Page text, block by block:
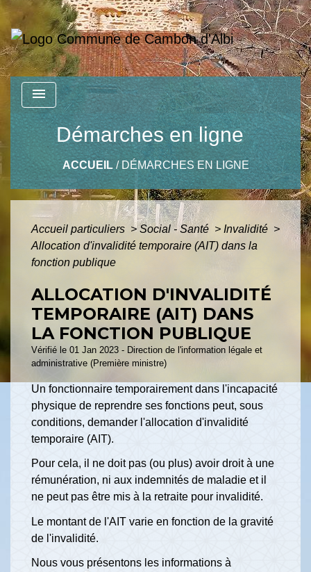
menu
Démarches en ligne
ACCUEIL/ DÉMARCHES EN LIGNE
Accueil particuliers > Social - Santé > Invalidité >
Allocation d'invalidité temporaire (AIT) dans la
fonction publique
ALLOCATION D'INVALIDITÉ
TEMPORAIRE (AIT) DANS
LA FONCTION PUBLIQUE
Vérifié le 01 Jan 2023 - Direction de l'information légale et
administrative (Première ministre)
Un fonctionnaire temporairement dans l'incapacité
physique de reprendre ses fonctions peut, sous
conditions, demander l'allocation d'invalidité
temporaire (AIT).
Pour cela, il ne doit pas (ou plus) avoir droit à une
rémunération, ni aux indemnités de maladie et il
ne peut pas être mis à la retraite pour invalidité.
Le montant de l'AIT varie en fonction de la gravité
de l'invalidité.
Nous vous présentons les informations à